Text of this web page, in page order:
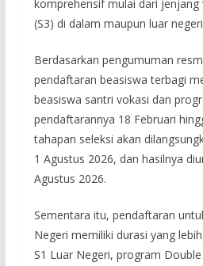
komprehensif mulai dari
(S3) di dalam maupun luar
Berdasarkan pengumuman
pendaftaran beasiswa terbagi
beasiswa santri vokasi dan
pendaftarannya 18 Februari
tahapan seleksi akan
1 Agustus 2026, dan hasilnya
Agustus 2026.
Sementara itu, pendaftaran
Negeri memiliki durasi yang
S1 Luar Negeri, program